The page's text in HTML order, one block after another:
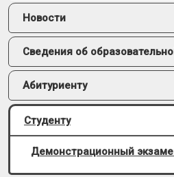
Новости
Сведения об
Абитуриенту
Студенту
Демонстрационный